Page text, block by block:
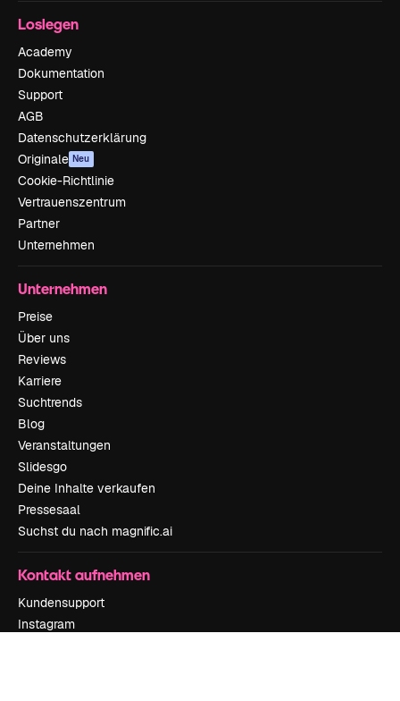
Loslegen
Academy
Dokumentation
Support
AGB
Datenschutzerklärung
Originale Neu
Cookie-Richtlinie
Vertrauenszentrum
Partner
Unternehmen
Unternehmen
Preise
Über uns
Reviews
Karriere
Suchtrends
Blog
Veranstaltungen
Slidesgo
Deine Inhalte verkaufen
Pressesaal
Suchst du nach magnific.ai
Kontakt aufnehmen
Kundensupport
Instagram